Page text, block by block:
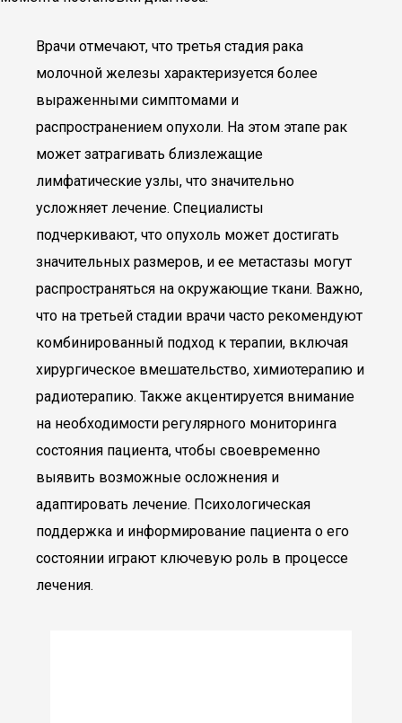
Врачи отмечают, что третья стадия рака
молочной железы характеризуется более
выраженными симптомами и
распространением опухоли. На этом этапе рак
может затрагивать близлежащие
лимфатические узлы, что значительно
усложняет лечение. Специалисты
подчеркивают, что опухоль может достигать
значительных размеров, и ее метастазы могут
распространяться на окружающие ткани. Важно,
что на третьей стадии врачи часто рекомендуют
комбинированный подход к терапии, включая
хирургическое вмешательство, химиотерапию и
радиотерапию. Также акцентируется внимание
на необходимости регулярного мониторинга
состояния пациента, чтобы своевременно
выявить возможные осложнения и
адаптировать лечение. Психологическая
поддержка и информирование пациента о его
состоянии играют ключевую роль в процессе
лечения.